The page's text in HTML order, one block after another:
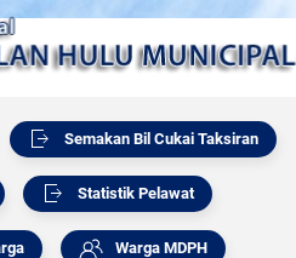
Semakan Bil Cukai Taksiran
Statistik Pelawat
Warga MDPH